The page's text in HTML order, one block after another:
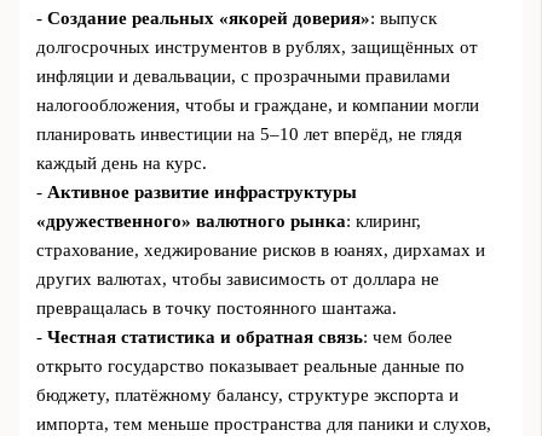
-Создание реальных «якорей доверия»: выпуск
долгосрочных инструментов в рублях, защищённых от
инфляции и девальвации, с прозрачными правилами
налогообложения, чтобы и граждане, и компании могли
планировать инвестиции на 5–10 лет вперёд, не глядя
каждый день на курс.
- Активное развитие инфраструктуры
«дружественного» валютного рынка: клиринг,
страхование, хеджирование рисков в юанях, дирхамах и
других валютах, чтобы зависимость от доллара не
превращалась в точку постоянного шантажа.
-Честная статистика и обратная связь: чем более
открыто государство показывает реальные данные по
бюджету, платёжному балансу, структуре экспорта и
импорта, тем меньше пространства для паники и слухов,